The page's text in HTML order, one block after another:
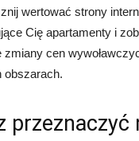
wertować strony
Cię apartamenty i
cen
obszarach.
przeznaczyć